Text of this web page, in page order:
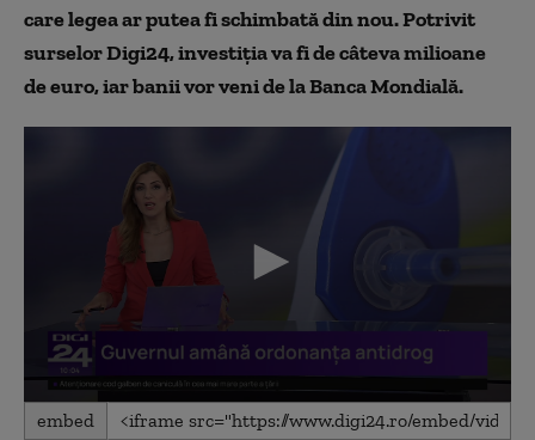
care legea ar putea fi schimbată din nou. Potrivit
surselor Digi24, investiția va fi de câteva milioane
de euro, iar banii vor veni de la Banca Mondială.
0
seconds
embed